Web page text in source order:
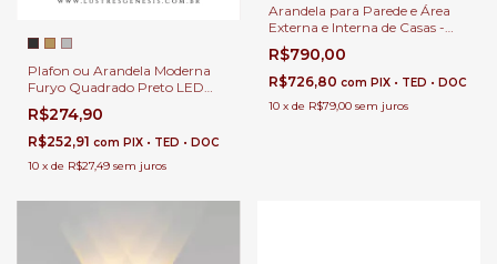
Plafon ou Arandela Moderna
Furyo Quadrado Preto LED
Integrado para Quartos, Sala
de Estar, Hall de Entrada e
Escritório
R$274,90
R$252,91 com PIX • TED • DOC
10 x de R$27,49 sem juros
Arandela para Parede e Área
Externa e Interna de Casas -
Fachos Variados
R$790,00
R$726,80 com PIX • TED • DOC
10 x de R$79,00 sem juros